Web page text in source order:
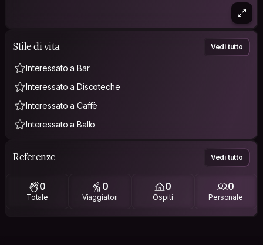
Stile di vita Vedi tutto
Interessato a Bar
Interessato a Discoteche
Interessato a Caffè
Interessato a Ballo
Referenze Vedi tutto
0
Totale
0
Viaggiatori
0
Ospiti
0
Personale